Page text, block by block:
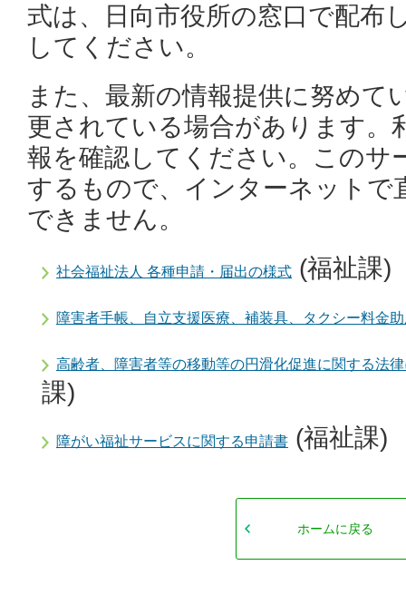
式は、日向市役所の窓口で配布
してください。
また、最新の情報提供に努めて
更されている場合があります。
報を確認してください。このサ
するもので、インターネットで
できません。
社会福祉法人 各種申請・届出の様式 (福祉課)
障害者手帳、自立支援医療、補装具、タクシー料金
高齢者、障害者等の移動等の円滑化促進に関する法
課)
障がい福祉サービスに関する申請書 (福祉課)
ホームに戻る